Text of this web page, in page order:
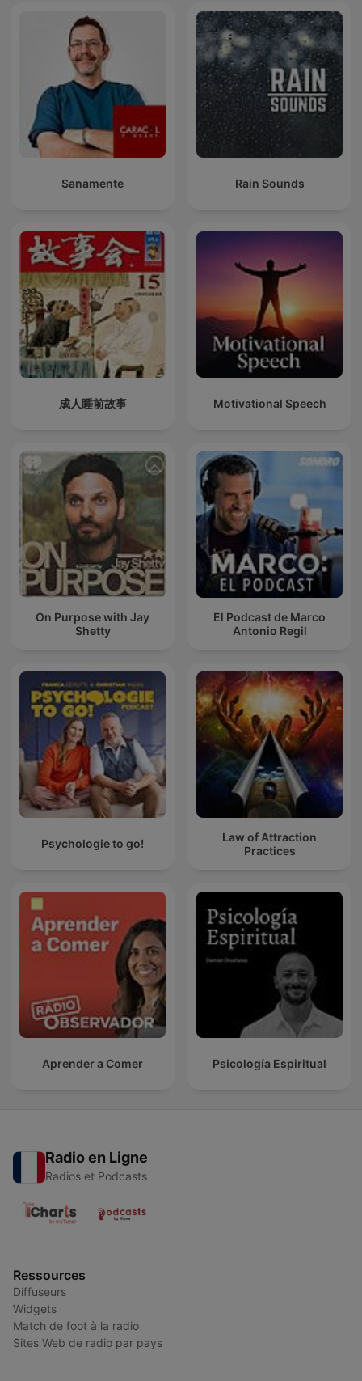
Sanamente Rain Sounds
成人睡前故事 Motivational Speech
On Purpose with Jay
Shetty
El Podcast de Marco
Antonio Regil
Psychologie to go!
Law of Attraction
Practices
Aprender a Comer Psicología Espiritual
Radio en Ligne
Radios et Podcasts
Ressources
Diffuseurs
Widgets
Match de foot à la radio
Sites Web de radio par pays